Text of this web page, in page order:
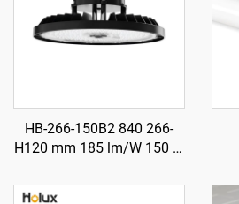
HB-266-150B2 840 266-
H120 mm 185 lm/W 150 W
Għoli Ħajji (UFO) għall-